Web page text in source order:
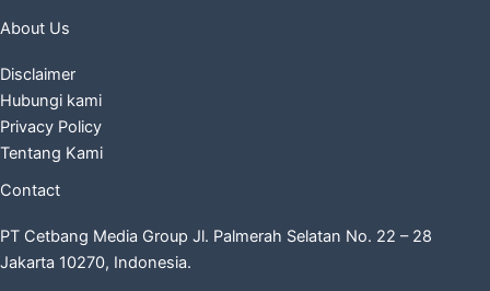
About Us
Disclaimer
Hubungi kami
Privacy Policy
Tentang Kami
Contact
PT Cetbang Media Group Jl. Palmerah Selatan No. 22 – 28
Jakarta 10270, Indonesia.